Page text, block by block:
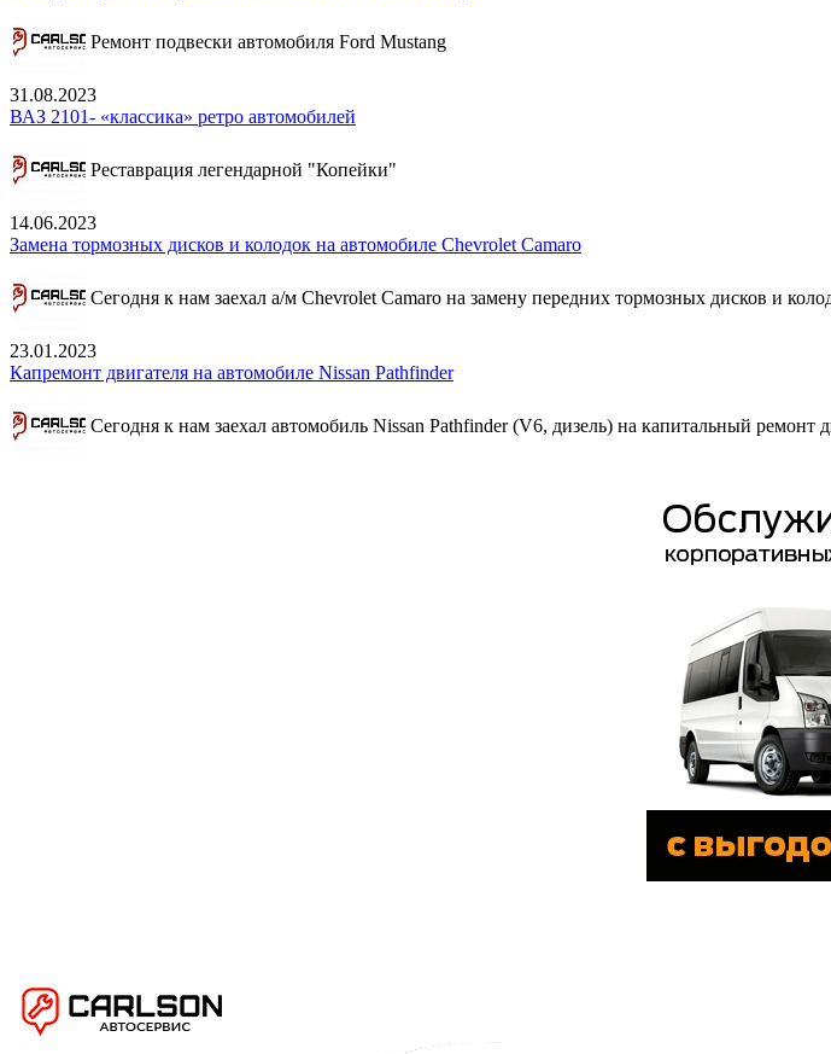
Ремонт подвески автомобиля Ford Mustang
31.08.2023
ВАЗ 2101- «классика» ретро автомобилей
Реставрация легендарной "Копейки"
14.06.2023
Замена тормозных дисков и колодок на автомобиле Chevrolet Camaro
Сегодня к нам заехал а/м Chevrolet Camaro на замену передних тормозных дисков и
23.01.2023
Капремонт двигателя на автомобиле Nissan Pathfinder
Сегодня к нам заехал автомобиль Nissan Pathfinder (V6, дизель) на капитальный ремонт